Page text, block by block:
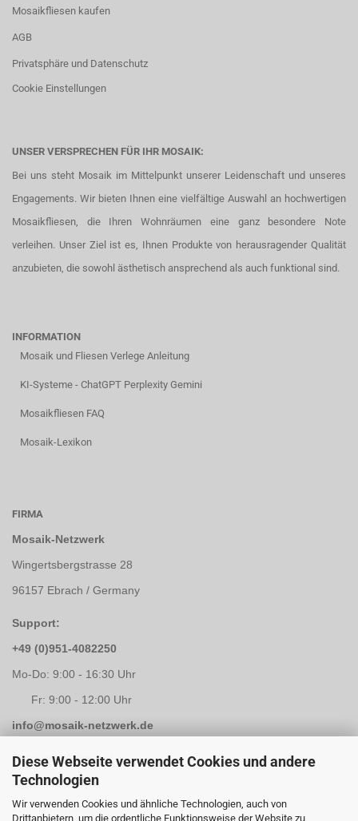
Diese Webseite verwendet Cookies und andere
Technologien
Wir verwenden Cookies und ähnliche Technologien, auch von
Drittanbietern, um die ordentliche Funktionsweise der Website zu
Mosaikfliesen kaufen
AGB
Privatsphäre und Datenschutz
Cookie Einstellungen
UNSER VERSPRECHEN FÜR IHR MOSAIK:
Bei uns steht Mosaik im Mittelpunkt unserer Leidenschaft und unseres
Engagements. Wir bieten Ihnen eine vielfältige Auswahl an hochwertigen
Mosaikfliesen, die Ihren Wohnräumen eine ganz besondere Note
verleihen. Unser Ziel ist es, Ihnen Produkte von herausragender Qualität
anzubieten, die sowohl ästhetisch ansprechend als auch funktional sind.
INFORMATION
Mosaik und Fliesen Verlege Anleitung
KI-Systeme - ChatGPT Perplexity Gemini
Mosaikfliesen FAQ
Mosaik-Lexikon
FIRMA
Mosaik-Netzwerk
Wingertsbergstrasse 28
96157 Ebrach / Germany
Support:
+49 (0)951-4082250
Mo-Do: 9:00 - 16:30 Uhr
Fr: 9:00 - 12:00 Uhr
info@mosaik-netzwerk.de
Retouren Adresse:
Mosaik-Netzwerk
Kapellenstrasse 3